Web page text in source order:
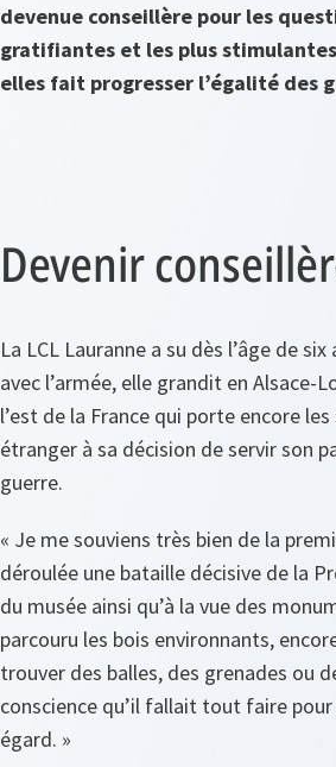
devenue conseillère pour les
gratifiantes et les plus
elles fait progresser l’égalité des
Devenir
La LCL Lauranne a su dès l’âge de
avec l’armée, elle grandit en Alsace-
l’est de la France qui porte encore
étranger à sa décision de servir son
guerre.
« Je me souviens très bien de la
déroulée une bataille décisive de la
du musée ainsi qu’à la vue des
parcouru les bois environnants,
trouver des balles, des grenades ou
conscience qu’il fallait tout faire
égard. »